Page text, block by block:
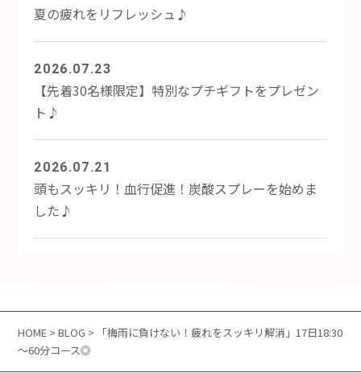
夏の疲れをリフレッシュ♪
2026.07.23
【先着30名様限定】特別なプチギフトをプレゼン
ト♪
2026.07.21
頭もスッキリ！血行促進！炭酸スプレーを始めま
した♪
HOME >BLOG > 「梅雨に負けない！疲れをスッキリ解消」17日18:30
～60分コース◎